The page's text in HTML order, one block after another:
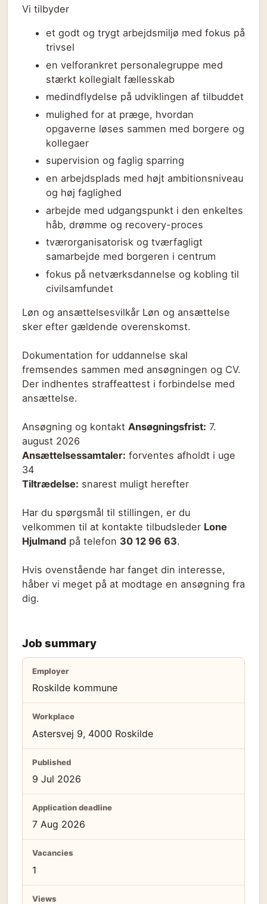
Vi tilbyder
et godt og trygt arbejdsmiljø med fokus på
trivsel
en velforankret personalegruppe med
stærkt kollegialt fællesskab
medindflydelse på udviklingen af tilbuddet
mulighed for at præge, hvordan
opgaverne løses sammen med borgere og
kollegaer
supervision og faglig sparring
en arbejdsplads med højt ambitionsniveau
og høj faglighed
arbejde med udgangspunkt i den enkeltes
håb, drømme og recovery-proces
tværorganisatorisk og tværfagligt
samarbejde med borgeren i centrum
fokus på netværksdannelse og kobling til
civilsamfundet
Løn og ansættelsesvilkår Løn og ansættelse
sker efter gældende overenskomst.
Dokumentation for uddannelse skal
fremsendes sammen med ansøgningen og CV.
Der indhentes straffeattest i forbindelse med
ansættelse.
Ansøgning og kontakt Ansøgningsfrist: 7.
august 2026
Ansættelsessamtaler: forventes afholdt i uge
34
Tiltrædelse: snarest muligt herefter
Har du spørgsmål til stillingen, er du
velkommen til at kontakte tilbudsleder Lone
Hjulmand på telefon 30 12 96 63.
Hvis ovenstående har fanget din interesse,
håber vi meget på at modtage en ansøgning fra
dig.
Job summary
Employer
Roskilde kommune
Workplace
Astersvej 9, 4000 Roskilde
Published
9 Jul 2026
Application deadline
7 Aug 2026
Vacancies
1
Views